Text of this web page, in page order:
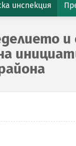
инспекция
и